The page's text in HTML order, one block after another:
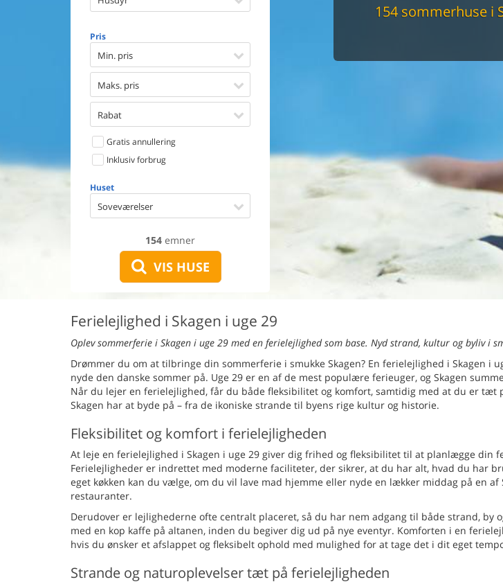
Pris
Min. pris
Maks. pris
Rabat
Gratis annullering
Inklusiv forbrug
Huset
Soveværelser
154 emner
VIS HUSE
Energivenligt
154 sommerhuse i
Ferielejlighed i Skagen i uge 29
Oplev sommerferie i Skagen i uge 29 med en ferielejlighed som base. Nyd strand, kultur og byliv i
Drømmer du om at tilbringe din sommerferie i smukke Skagen? En ferielejlighed i Skagen i
nyde den danske sommer på. Uge 29 er en af de mest populære ferieuger, og Skagen
Når du lejer en ferielejlighed, får du både fleksibilitet og komfort, samtidig med at du er tæt
Skagen har at byde på – fra de ikoniske strande til byens rige kultur og historie.
Fleksibilitet og komfort i ferielejligheden
At leje en ferielejlighed i Skagen i uge 29 giver dig frihed og fleksibilitet til at planlægge din
Ferielejligheder er indrettet med moderne faciliteter, der sikrer, at du har alt, hvad du har
eget køkken kan du vælge, om du vil lave mad hjemme eller nyde en lækker middag på en af
restauranter.
Derudover er lejlighederne ofte centralt placeret, så du har nem adgang til både strand, by
med en kop kaffe på altanen, inden du begiver dig ud på nye eventyr. Komforten i en
hvis du ønsker et afslappet og fleksibelt ophold med mulighed for at tage det i dit eget
Strande og naturoplevelser tæt på ferielejligheden